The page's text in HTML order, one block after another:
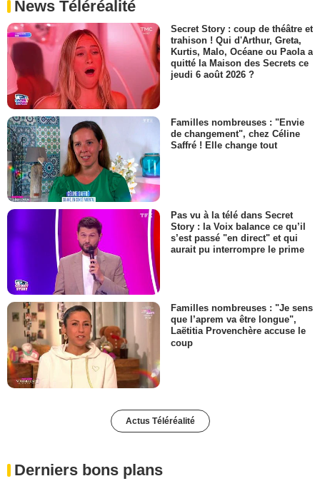
News Téléréalité
Secret Story : coup de théâtre et
trahison ! Qui d'Arthur, Greta,
Kurtis, Malo, Océane ou Paola a
quitté la Maison des Secrets ce
jeudi 6 août 2026 ?
Familles nombreuses : "Envie
de changement", chez Céline
Saffré ! Elle change tout
Pas vu à la télé dans Secret
Story : la Voix balance ce qu’il
s’est passé "en direct" et qui
aurait pu interrompre le prime
Familles nombreuses : "Je sens
que l’aprem va être longue",
Laëtitia Provenchère accuse le
coup
Actus Téléréalité
Derniers bons plans